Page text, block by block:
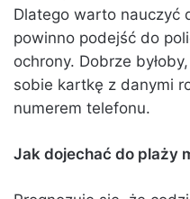
Dlatego warto nauczyć
powinno podejść do
ochrony. Dobrze
sobie kartkę z danymi
numerem telefonu.
Jak dojechać do plaży